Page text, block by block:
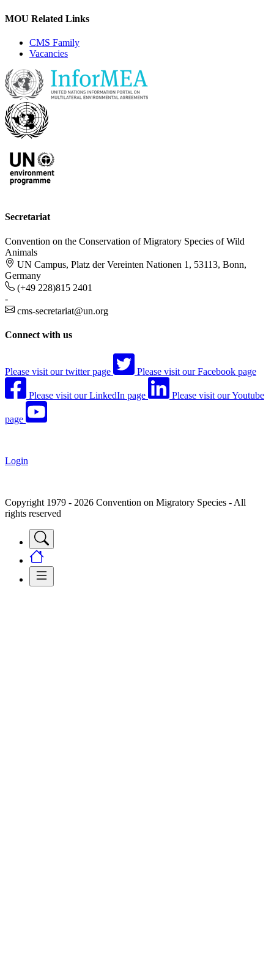
MOU Related Links
CMS Family
Vacancies
Secretariat
Convention on the Conservation of Migratory Species of Wild
Animals
UN Campus, Platz der Vereinten Nationen 1, 53113, Bonn,
Germany
(+49 228)815 2401
-
cms-secretariat@un.org
Connect with us
Please visit our twitter page Please visit our Facebook page
Please visit our LinkedIn page Please visit our Youtube
page
Login
Copyright 1979 - 2026 Convention on Migratory Species - All
rights reserved